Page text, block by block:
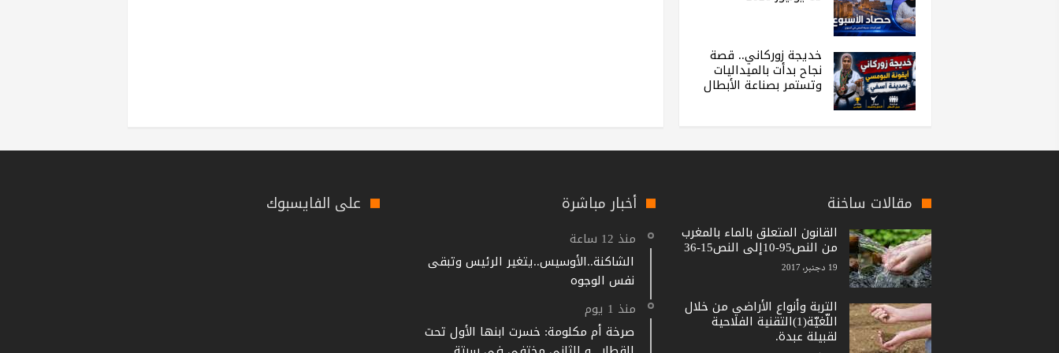
خديجة زوركاني.. قصة
نجاح بدأت بالميداليات
وتستمر بصناعة الأبطال
مقالات ساخنة
القانون المتعلق بالماء بالمغرب
من النص95-10إلى النص15-36
19 دجنبر، 2017
التربة وأنواع الأراضي من خلال
اللّغيّة(1)التقنية الفلاحية
لقبيلة عبدة.
أخبار مباشرة
منذ 12 ساعة
الشاكنة..الأوسيس..يتغير الرئيس وتبقى
نفس الوجوه
منذ 1 يوم
صرخة أم مكلومة: خسرت ابنها الأول تحت
على الفايسبوك